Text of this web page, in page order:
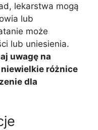
lekarstwa mogą
lub
może
lub uniesienia.
uwagę na
niewielkie różnice
dla